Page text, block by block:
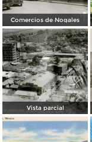
Comercios de Nogales
Vista parcial